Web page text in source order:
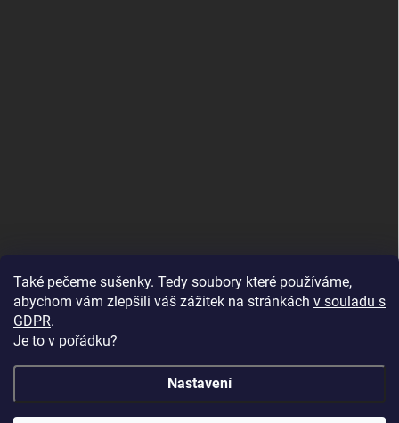
Také pečeme sušenky. Tedy soubory které používáme,
abychom vám zlepšili váš zážitek na stránkách v souladu s
GDPR.
Je to v pořádku?
Nastavení